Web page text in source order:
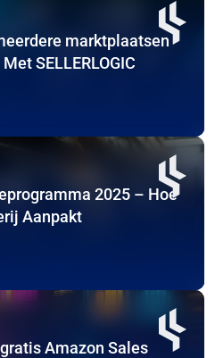
marktplaatsen
SELLERLOGIC
2025 – Hoe
Aanpakt
Amazon Sales